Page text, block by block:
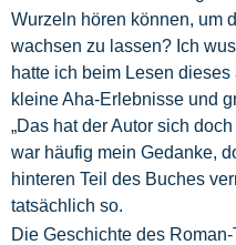
Wurzeln hören können, um
wachsen zu lassen? Ich
hatte ich beim Lesen
kleine Aha-Erlebnisse und
„Das hat der Autor sich
war häufig mein Gedanke,
hinteren Teil des Buches
tatsächlich so.
Die Geschichte des